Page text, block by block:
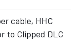
cable, HHC
to Clipped DLC